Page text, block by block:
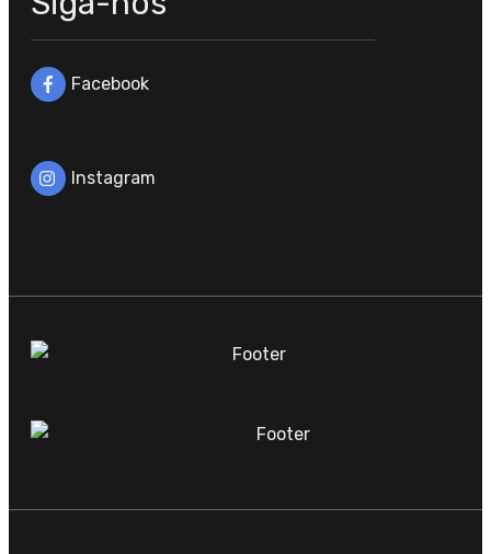
Facebook
Instagram